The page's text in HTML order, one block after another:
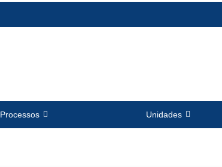
Processos Unidades